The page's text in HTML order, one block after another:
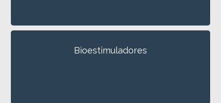
Bioestimuladores